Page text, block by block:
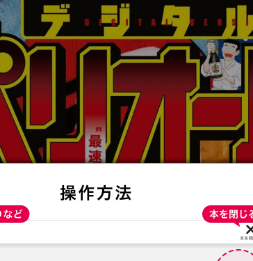
:692.15.692.26:t-vnqp.lunrzsdszk.vn.oi